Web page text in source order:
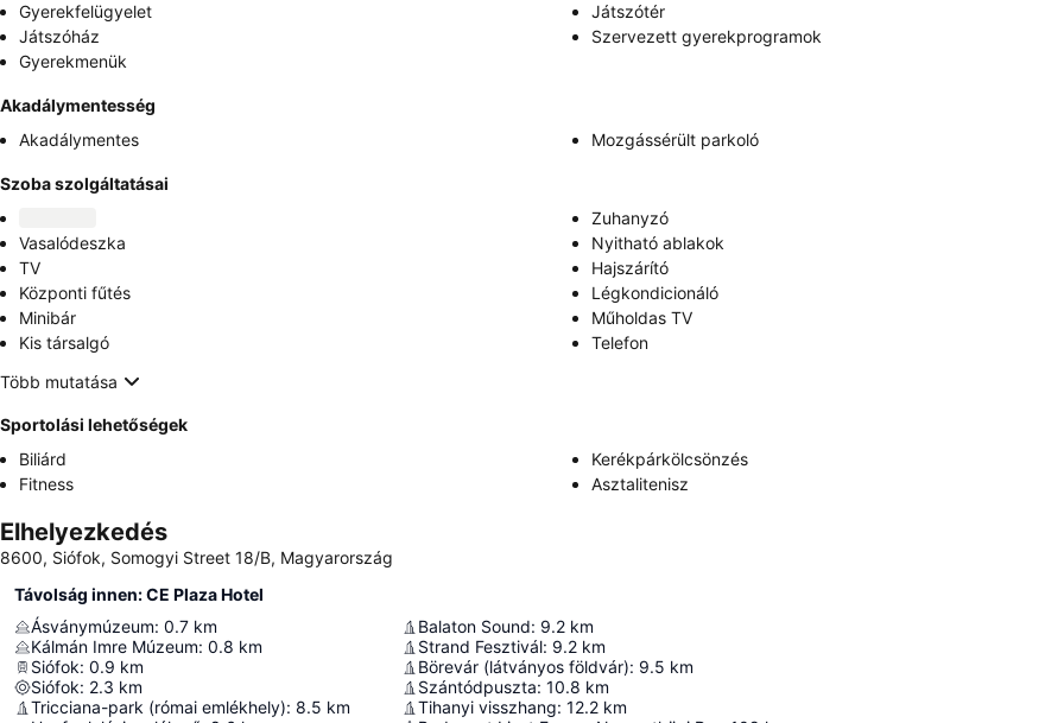
Gyerekfelügyelet
Játszótér
Játszóház
Szervezett gyerekprogramok
Gyerekmenük
Akadálymentesség
Akadálymentes
Mozgássérült parkoló
Szoba szolgáltatásai
Zuhanyzó
Vasalódeszka
Nyitható ablakok
TV
Hajszárító
Központi fűtés
Légkondicionáló
Minibár
Műholdas TV
Kis társalgó
Telefon
Több mutatása
Sportolási lehetőségek
Biliárd
Kerékpárkölcsönzés
Fitness
Asztalitenisz
Elhelyezkedés
8600, Siófok, Somogyi Street 18/B, Magyarország
Távolság innen: CE Plaza Hotel
Ásványmúzeum: 0.7 km
Kálmán Imre Múzeum: 0.8 km
Siófok: 0.9 km
Siófok: 2.3 km
Tricciana-park (római emlékhely): 8.5 km
Balaton Sound: 9.2 km
Strand Fesztivál: 9.2 km
Börevár (látványos földvár): 9.5 km
Szántódpuszta: 10.8 km
Tihanyi visszhang: 12.2 km